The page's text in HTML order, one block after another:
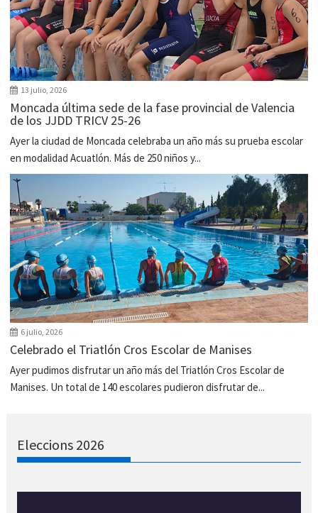
13 julio, 2026
Moncada última sede de la fase provincial de Valencia
de los JJDD TRICV 25-26
Ayer la ciudad de Moncada celebraba un año más su prueba escolar
en modalidad Acuatlón. Más de 250 niños y...
6 julio, 2026
Celebrado el Triatlón Cros Escolar de Manises
Ayer pudimos disfrutar un año más del Triatlón Cros Escolar de
Manises. Un total de 140 escolares pudieron disfrutar de...
Eleccions 2026